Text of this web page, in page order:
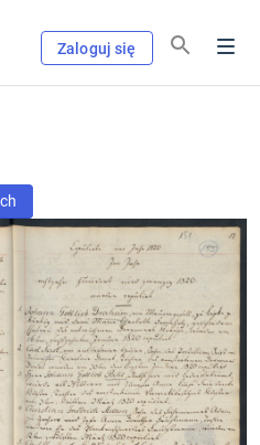
Zaloguj się